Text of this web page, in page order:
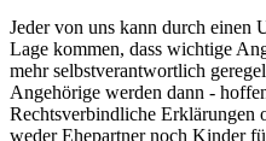
Jeder von uns kann durch
Lage kommen, dass wichtige
mehr selbstverantwortlich
Angehörige werden dann -
Rechtsverbindliche Erklärungen
weder Ehepartner noch Kinder